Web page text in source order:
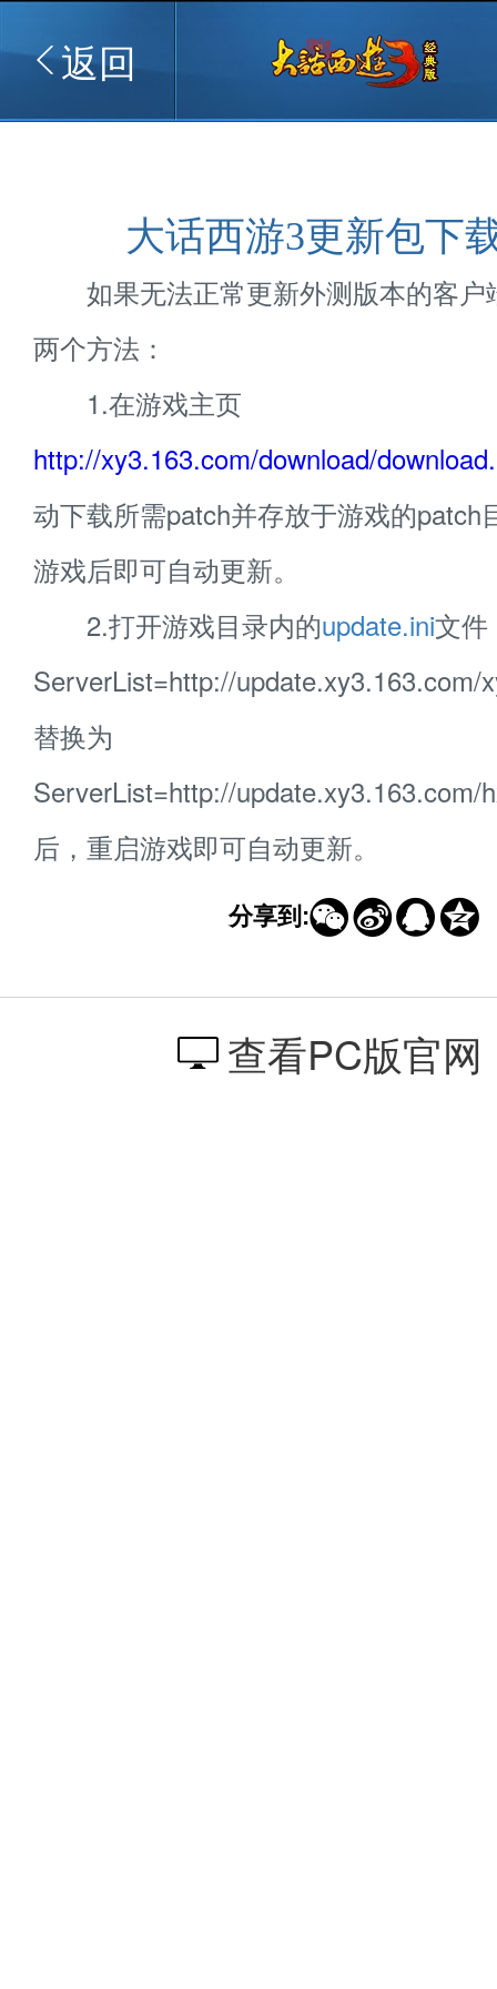
返回
大话西游3更新包下
如果无法正常更新外测版本的客户
两个方法：
1.在游戏主页
http://xy3.163.com/download/
动下载所需patch并存放于游戏的patch
游戏后即可自动更新。
2.打开游戏目录内的update.ini文件
ServerList=http://update.xy3.163.com/
替换为
ServerList=http://update.xy3.163.com/
后，重启游戏即可自动更新。
分享到:
查看PC版官网